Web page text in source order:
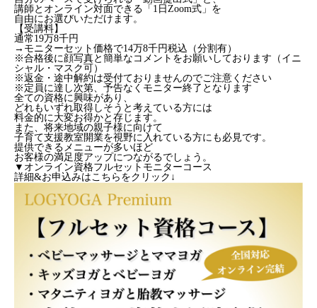
講師とオンライン対面できる「1日Zoom式」を
自由にお選びいただけます。
【受講料】
通常19万8千円
→モニターセット価格で14万8千円税込（分割有）
※合格後に顔写真と簡単なコメントをお願いしております（イニ
シャル・マスク可）
※返金・途中解約は受付ておりませんのでご注意ください
※定員に達し次第、予告なくモニター終了となります
全ての資格に興味があり、
どれもいずれ取得しそうと考えている方には
料金的に大変お得かと存じます。
また、将来地域の親子様に向けて
子育て支援教室開業を視野に入れている方にも必見です。
提供できるメニューが多いほど
お客様の満足度アップにつながるでしょう。
▼オンライン資格フルセットモニターコース
詳細&お申込みはこちらをクリック↓